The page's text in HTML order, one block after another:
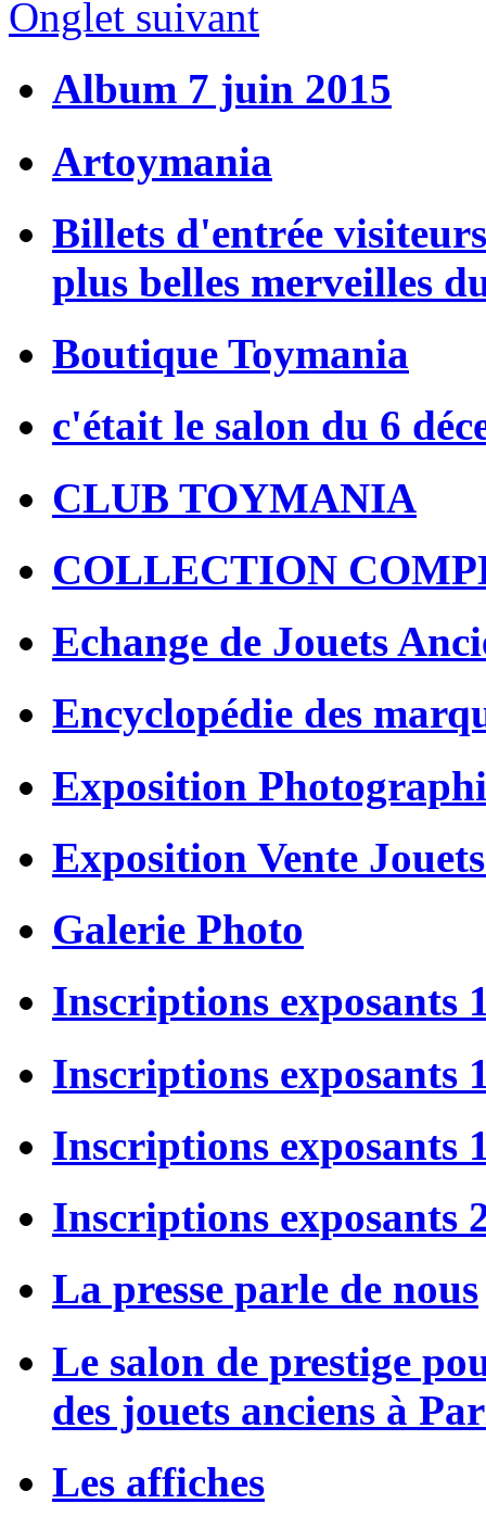
Onglet suivant
Album 7 juin 2015
Artoymania
Billets d'entrée
plus belles merveilles
Boutique Toymania
c'était le salon du 6
CLUB TOYMANIA
COLLECTION
Echange de Jouets
Encyclopédie des
Exposition
Exposition Vente
Galerie Photo
Inscriptions exposants
Inscriptions exposants
Inscriptions exposants
Inscriptions exposants
La presse parle de nous
Le salon de prestige
des jouets anciens à
Les affiches